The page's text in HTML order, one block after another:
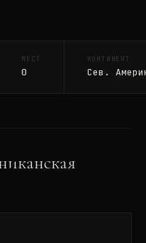
МЕСТ
0
КОНТИНЕНТ
Сев.